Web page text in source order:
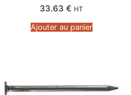
33.63 € HT
Ajouter au panier